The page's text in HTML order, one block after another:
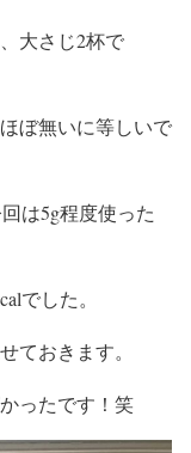
大さじ2杯で
ぼ無いに等しいで
は5g程度使った
でした。
ておきます。
ったです！笑